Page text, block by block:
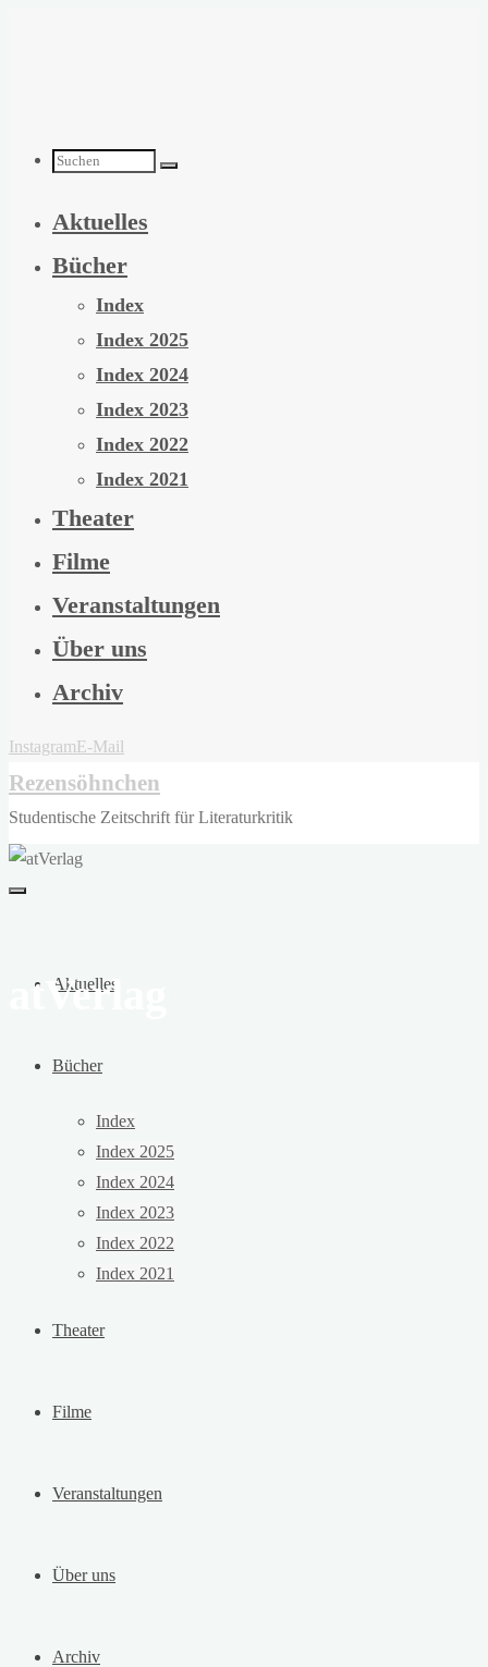
Suchen
nach:
Aktuelles
Bücher
Index
Index 2025
Index 2024
Index 2023
Index 2022
Index 2021
Theater
Filme
Veranstaltungen
Über uns
Archiv
InstagramE-Mail
Rezensöhnchen
Studentische Zeitschrift für Literaturkritik
Aktuelles
Bücher
Index
Index 2025
Index 2024
Index 2023
Index 2022
Index 2021
Theater
Filme
Veranstaltungen
Über uns
Archiv
atVerlag